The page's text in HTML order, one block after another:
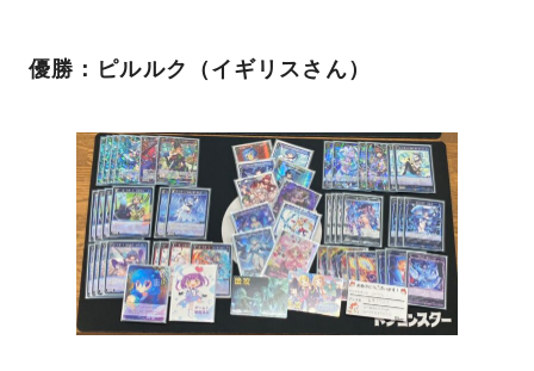
優勝：ピルルク（イギリスさん）